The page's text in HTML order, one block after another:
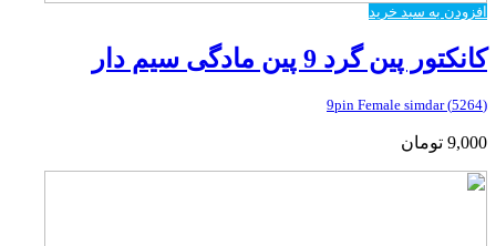
افزودن به سبد خرید
کانکتور پین گرد 9 پین مادگی سیم دار
(5264) 9pin Female simdar
9,000 تومان